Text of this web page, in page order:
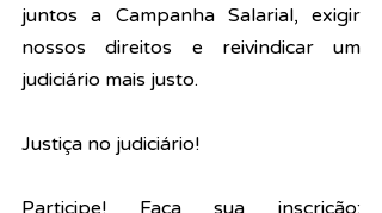
juntos a Campanha Salarial, exigir
nossos direitos e reivindicar um
judiciário mais justo.
Justiça no judiciário!